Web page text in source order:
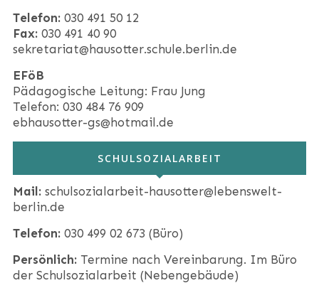
Telefon: 030 491 50 12
Fax: 030 491 40 90
sekretariat@hausotter.schule.berlin.de
EFöB
Pädagogische Leitung: Frau Jung
Telefon: 030 484 76 909
ebhausotter-gs@hotmail.de
SCHULSOZIALARBEIT
Mail: schulsozialarbeit-hausotter@lebenswelt-
berlin.de
Telefon: 030 499 02 673 (Büro)
Persönlich: Termine nach Vereinbarung. Im Büro
der Schulsozialarbeit (Nebengebäude)